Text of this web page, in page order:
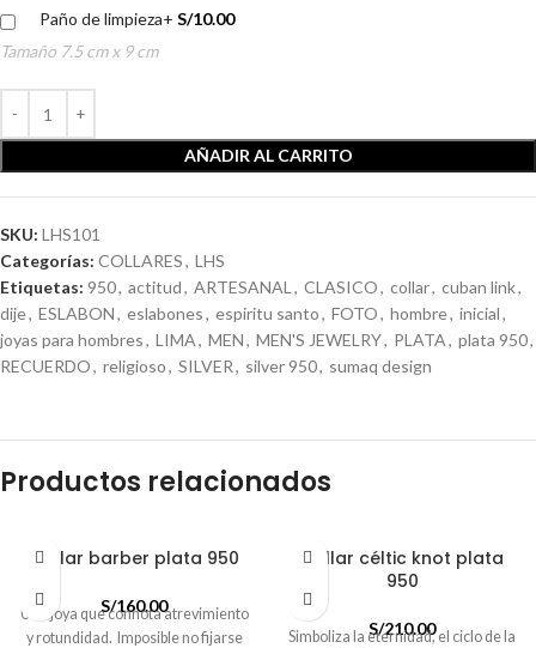
Paño de limpieza+ S/10.00
Tamaño 7.5 cm x 9 cm
AÑADIR AL CARRITO
SKU: LHS101
Categorías: COLLARES, LHS
Etiquetas: 950, actitud, ARTESANAL , CLASICO, collar, cuban link,
dije, ESLABON, eslabones, espiritu santo, FOTO, hombre, inicial,
joyas para hombres, LIMA, MEN, MEN'S JEWELRY, PLATA, plata 950,
RECUERDO, religioso, SILVER, silver 950, sumaq design
Productos relacionados
Collar barber plata 950
S/160.00
Una joya que connota atrevimiento
y rotundidad. Imposible no fijarse
Collar céltic knot plata
950
S/210.00
Simboliza la eternidad, el ciclo de la